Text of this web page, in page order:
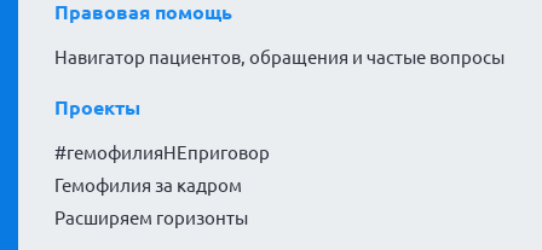
Правовая помощь
Навигатор пациентов, обращения и частые вопросы
Проекты
#гемофилияНЕприговор
Гемофилия за кадром
Расширяем горизонты